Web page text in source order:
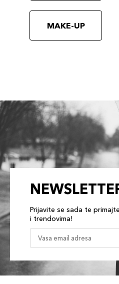
MAKE-UP
Prijavite se sada te
i trendovima!